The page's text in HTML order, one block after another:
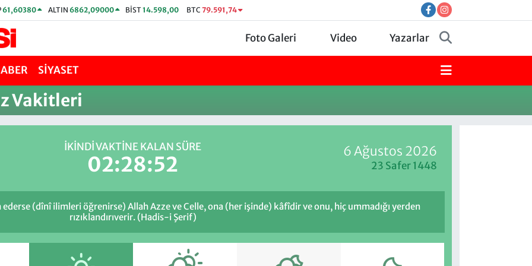
61,60380 ALTIN 6862,09000 BİST14.598,00 BTC 79.591,74
Foto Galeri Video Yazarlar
SİYASET
Vakitleri
İKINDI VAKTİNE KALAN SÜRE
02:28:52
6 Ağustos 2026
23 Safer 1448
(dînî ilimleri öğrenirse) Allah Azze ve Celle, ona (her işinde) kâfîdir ve onu, hiç ummadığı yerden
rızıklandırıverir. (Hadis-i Şerif)